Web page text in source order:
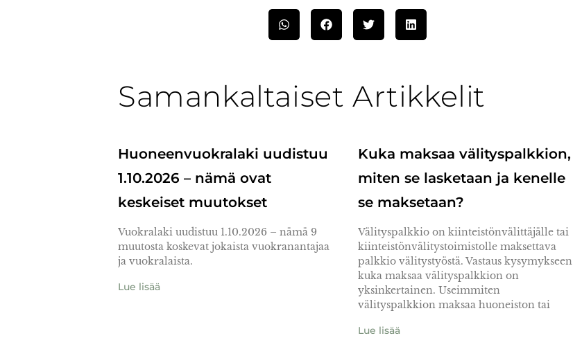
Samankaltaiset Artikkelit
Huoneenvuokralaki uudistuu
1.10.2026 – nämä ovat
keskeiset muutokset
Vuokralaki uudistuu 1.10.2026 – nämä 9
muutosta koskevat jokaista vuokranantajaa
ja vuokralaista.
Lue lisää
Kuka maksaa välityspalkkion,
miten se lasketaan ja kenelle
se maksetaan?
Välityspalkkio on kiinteistönvälittäjälle tai
kiinteistönvälitystoimistolle maksettava
palkkio välitystyöstä. Vastaus kysymykseen
kuka maksaa välityspalkkion on
yksinkertainen. Useimmiten
välityspalkkion maksaa huoneiston tai
Lue lisää